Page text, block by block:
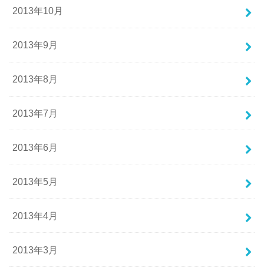
2013年10月
2013年9月
2013年8月
2013年7月
2013年6月
2013年5月
2013年4月
2013年3月